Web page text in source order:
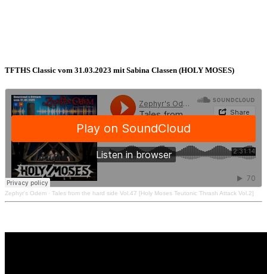
TFTHS Classic vom 31.03.2023 mit Sabina Classen (HOLY MOSES)
Zephyr's Odem · Tales from the hard side Vol.47 [Holy Moses Teutonic Thrash Attack Vol.2]